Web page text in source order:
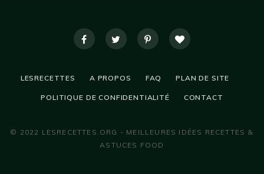
LESRECETTES A PROPOS FAQ PLAN DE SITE
POLITIQUE DE CONFIDENTIALITÉ CONTACT
© 2022 LESRECETTES.ORG - MEILLEURES IDÉES RECETTES &
ASTUCES FOOD